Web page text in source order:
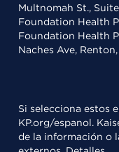
Multnomah St.,
Foundation Health
Foundation Health
Naches Ave,
Si selecciona estos
KP.org/espanol.
de la información o